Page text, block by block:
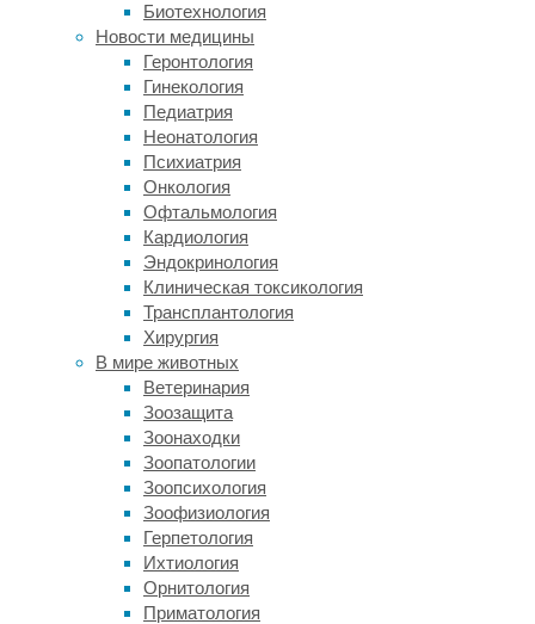
Биотехнология
Новости медицины
Геронтология
Гинекология
Педиатрия
Неонатология
Психиатрия
Онкология
Офтальмология
Кардиология
Эндокринология
Клиническая токсикология
Трансплантология
Хирургия
В мире животных
Ветеринария
Зоозащита
Зоонаходки
Зоопатологии
Зоопсихология
Зоофизиология
Герпетология
Ихтиология
Орнитология
Приматология
алгоритм
по
снимкам
МРТ
определяет
его
мозг
как
мозг
55-
летнего,
то
BAG
составляет
+5
лет.
Этот
разрыв
является
ключевым
индикатором
ускоренного
старения.